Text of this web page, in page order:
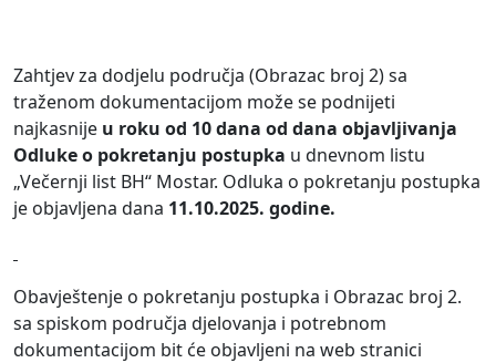
Zahtjev za dodjelu područja (Obrazac broj 2) sa
traženom dokumentacijom može se podnijeti
najkasnije u roku od 10 dana od dana objavljivanja
Odluke o pokretanju postupka u dnevnom listu
„Večernji list BH“ Mostar. Odluka o pokretanju postupka
je objavljena dana 11.10.2025. godine.
Obavještenje o pokretanju postupka i Obrazac broj 2.
sa spiskom područja djelovanja i potrebnom
dokumentacijom bit će objavljeni na web stranici